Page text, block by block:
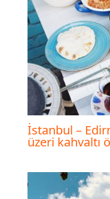
İstanbul –
üzeri kahvaltı